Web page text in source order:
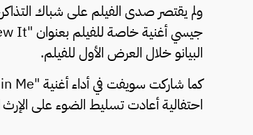
ولم يقتصر صدى الفيلم على شباك
البيانو خلال العرض الأول للفيلم.
احتفالية أعادت تسليط الضوء على الإرث